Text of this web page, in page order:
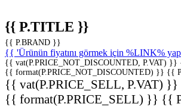
{{ P.TITLE }}
{{ P.BRAND }}
{{ 'Ürünün fiyatını görmek için %LINK%
{{ vat(P.PRICE_NOT_DISCOUNTED, P.VAT) }}
{{ format(P.PRICE_NOT_DISCOUNTED) }} {{
{{ vat(P.PRICE_SELL, P.VAT) }}
{{ format(P.PRICE_SELL) }} {{